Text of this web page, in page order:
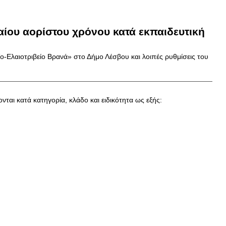
αορίστου χρόνου κατά εκπαιδευτική
Βρανά» στο Δήμο Λέσβου και λοιπές ρυθμίσεις του
κατά κατηγορία, κλάδο και ειδικότητα ως εξής: